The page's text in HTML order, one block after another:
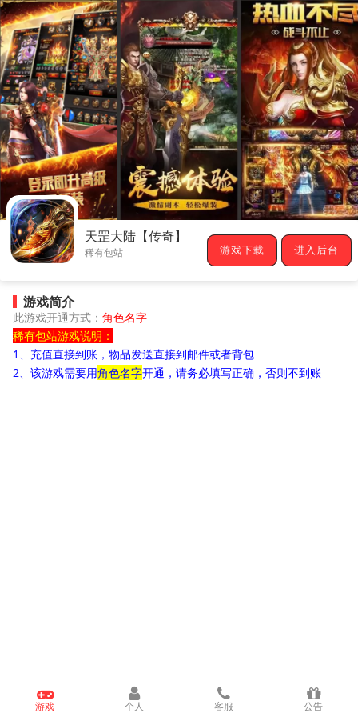
天罡大陆【传奇】
稀有包站 游戏下载 进入后台
游戏简介
此游戏开通方式： 角色名字
稀有包站游戏说明：
1、充值直接到账，物品发送直接到邮件或者背包
2、该游戏需要用角色名字开通，请务必填写正确，否则不到账
游戏 个人 客服 公告